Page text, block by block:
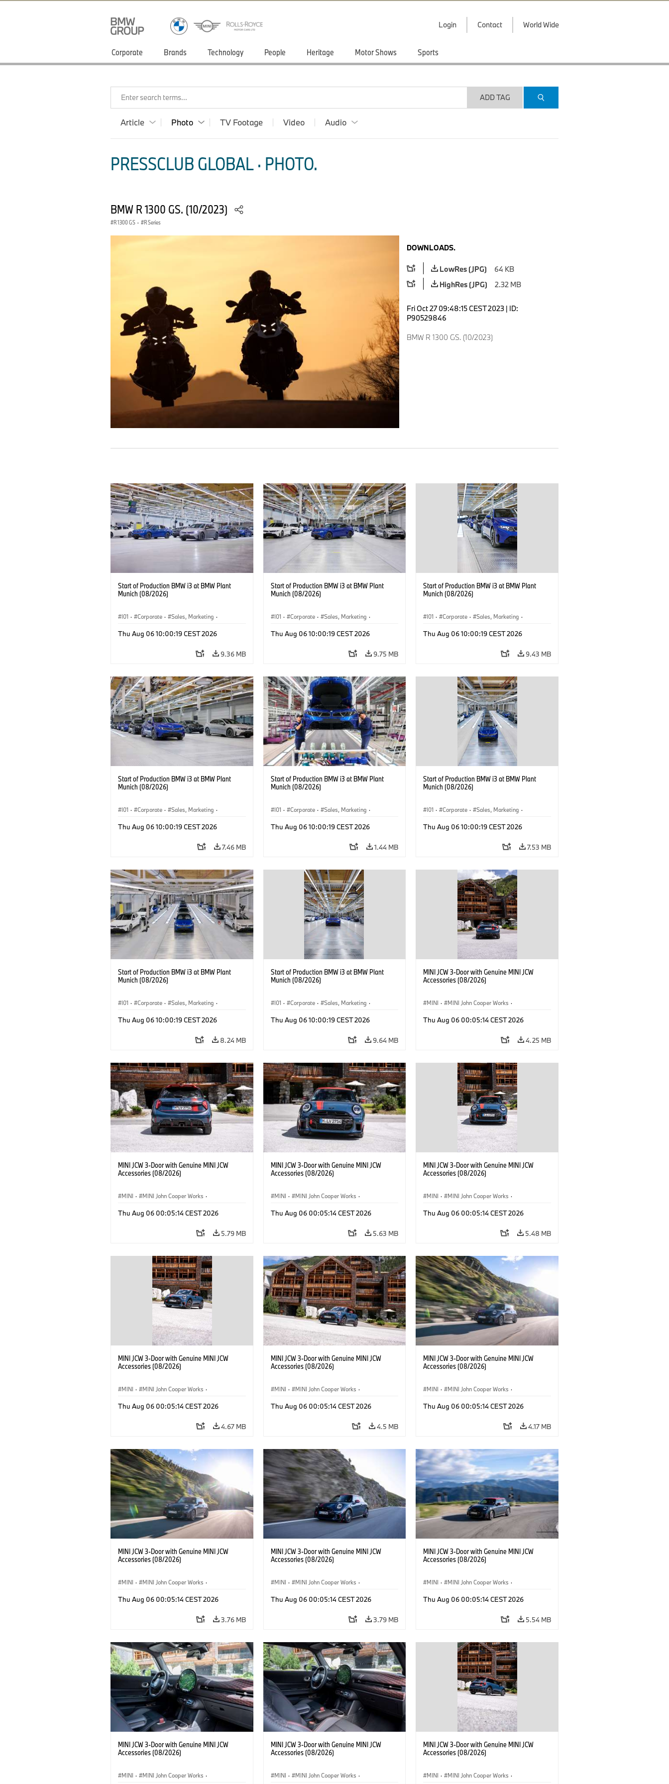
Login Contact World Wide
Corporate Brands Technology People Heritage Motor Shows Sports
Enter search terms... ADD TAG
Article Photo TV Footage Video Audio
PRESSCLUB GLOBAL · PHOTO.
BMW R 1300 GS. (10/2023)
R 1300 GS · R Series
DOWNLOADS.
LowRes (JPG)
64 KB
HighRes (JPG)
2.32 MB
Fri Oct 27 09:48:15 CEST 2023 | ID:
P90529846
BMW R 1300 GS. (10/2023)
Start of Production BMW i3 at BMW Plant
Munich (08/2026)
I01 · Corporate · Sales, Marketing ·
Thu Aug 06 10:00:19 CEST 2026
9.36 MB
Start of Production BMW i3 at BMW Plant
Munich (08/2026)
I01 · Corporate · Sales, Marketing ·
Thu Aug 06 10:00:19 CEST 2026
9.75 MB
Start of Production BMW i3 at BMW Plant
Munich (08/2026)
I01 · Corporate · Sales, Marketing ·
Thu Aug 06 10:00:19 CEST 2026
9.43 MB
Start of Production BMW i3 at BMW Plant
Munich (08/2026)
I01 · Corporate · Sales, Marketing ·
Thu Aug 06 10:00:19 CEST 2026
7.46 MB
Start of Production BMW i3 at BMW Plant
Munich (08/2026)
I01 · Corporate · Sales, Marketing ·
Thu Aug 06 10:00:19 CEST 2026
1.44 MB
Start of Production BMW i3 at BMW Plant
Munich (08/2026)
I01 · Corporate · Sales, Marketing ·
Thu Aug 06 10:00:19 CEST 2026
7.53 MB
Start of Production BMW i3 at BMW Plant
Munich (08/2026)
I01 · Corporate · Sales, Marketing ·
Thu Aug 06 10:00:19 CEST 2026
8.24 MB
Start of Production BMW i3 at BMW Plant
Munich (08/2026)
I01 · Corporate · Sales, Marketing ·
Thu Aug 06 10:00:19 CEST 2026
9.64 MB
MINI JCW 3-Door with Genuine MINI JCW
Accessories (08/2026)
MINI · MINI John Cooper Works ·
Optional Extras, Accessories
Thu Aug 06 00:05:14 CEST 2026
4.25 MB
MINI JCW 3-Door with Genuine MINI JCW
Accessories (08/2026)
MINI · MINI John Cooper Works ·
Optional Extras, Accessories
Thu Aug 06 00:05:14 CEST 2026
5.79 MB
MINI JCW 3-Door with Genuine MINI JCW
Accessories (08/2026)
MINI · MINI John Cooper Works ·
Optional Extras, Accessories
Thu Aug 06 00:05:14 CEST 2026
5.63 MB
MINI JCW 3-Door with Genuine MINI JCW
Accessories (08/2026)
MINI · MINI John Cooper Works ·
Optional Extras, Accessories
Thu Aug 06 00:05:14 CEST 2026
5.48 MB
MINI JCW 3-Door with Genuine MINI JCW
Accessories (08/2026)
MINI · MINI John Cooper Works ·
Optional Extras, Accessories
Thu Aug 06 00:05:14 CEST 2026
4.67 MB
MINI JCW 3-Door with Genuine MINI JCW
Accessories (08/2026)
MINI · MINI John Cooper Works ·
Optional Extras, Accessories
Thu Aug 06 00:05:14 CEST 2026
4.5 MB
MINI JCW 3-Door with Genuine MINI JCW
Accessories (08/2026)
MINI · MINI John Cooper Works ·
Optional Extras, Accessories
Thu Aug 06 00:05:14 CEST 2026
4.17 MB
MINI JCW 3-Door with Genuine MINI JCW
Accessories (08/2026)
MINI · MINI John Cooper Works ·
Optional Extras, Accessories
Thu Aug 06 00:05:14 CEST 2026
3.76 MB
MINI JCW 3-Door with Genuine MINI JCW
Accessories (08/2026)
MINI · MINI John Cooper Works ·
Optional Extras, Accessories
Thu Aug 06 00:05:14 CEST 2026
3.79 MB
MINI JCW 3-Door with Genuine MINI JCW
Accessories (08/2026)
MINI · MINI John Cooper Works ·
Optional Extras, Accessories
Thu Aug 06 00:05:14 CEST 2026
5.54 MB
MINI JCW 3-Door with Genuine MINI JCW
Accessories (08/2026)
MINI · MINI John Cooper Works ·
MINI JCW 3-Door with Genuine MINI JCW
Accessories (08/2026)
MINI · MINI John Cooper Works ·
MINI JCW 3-Door with Genuine MINI JCW
Accessories (08/2026)
MINI · MINI John Cooper Works ·